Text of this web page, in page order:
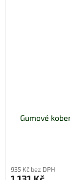
Gumové
935 Kč bez DPH